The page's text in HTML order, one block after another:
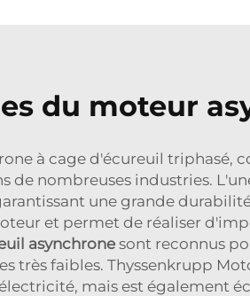
du moteur
à cage d'écureuil triphasé,
de nombreuses industries.
une grande
et permet de réaliser
asynchrone sont reconnus
très faibles. Thyssenkrupp
mais est également